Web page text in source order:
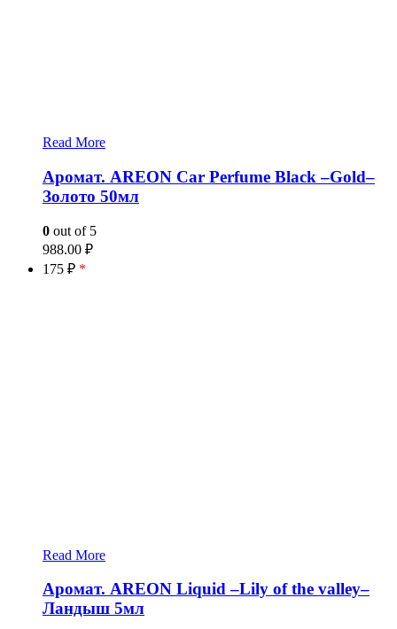
Read More
Аромат. AREON Car Perfume Black –Gold–
Золото 50мл
0 out of 5
988.00 ₽
175 ₽ *
Read More
Аромат. AREON Liquid –Lily of the valley–
Ландыш 5мл